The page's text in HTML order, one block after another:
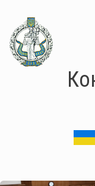
основного
матеріалу